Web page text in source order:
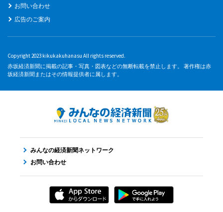
お問い合わせ
広告のご案内
Copyright 2023 kikukakuhanasu All rights reserved.
赤坂経済新聞に掲載の記事・写真・図表などの無断転載を禁止します。 著作権は赤
坂経済新聞またはその情報提供者に属します。
みんなの経済新聞ネットワーク
お問い合わせ